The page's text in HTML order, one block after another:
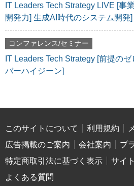
IT Leaders Tech Strategy LIVE [事
開発力] 生成AI時代のシステム開発]
コンファレンス/セミナー
IT Leaders Tech Strategy [前提の
バーハイジーン]
このサイトについて 利用規約
広告掲載のご案内
会社案内
プ
特定商取引法に基づく表示
サイ
よくある質問